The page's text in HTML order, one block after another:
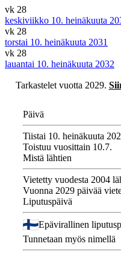
vk 28
keskiviikko 10. heinäkuuta
vk 28
torstai 10. heinäkuuta 2031
vk 28
lauantai 10. heinäkuuta 2032
Tarkastelet vuotta 2029.
Päivä
Tiistai 10. heinäkuuta
Toistuu vuosittain 10.7.
Mistä lähtien
Vietetty vuodesta 2004
Vuonna 2029 päivää
Liputuspäivä
Epävirallinen
Tunnetaan myös nimellä